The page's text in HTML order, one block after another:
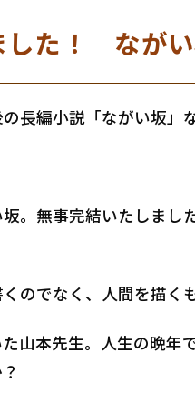
した！ なが
長編小説「ながい坂」
。無事完結いたしまし
くのでなく、人間を描く
山本先生。人生の晩年